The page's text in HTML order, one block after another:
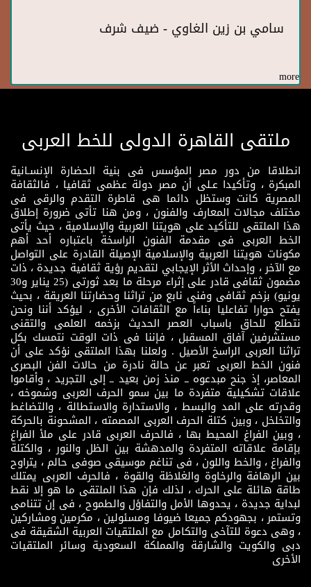
سامي بن زين الغاوي - ضيف شرف
more
ملتقى القاهرة الدولى للخط العربى
انطلاقا من دور مصر المؤسس فى بنية الحضارة الإنسـانية
المبكرة ، وتأكيدا عـلى أن مصر دولة عظمى ثقافيا ، فالثقافة
المصرية كانت وستظل دائما هى قاطرة التقدم والرقى فى
مختلف مجالات المعارف والفنون ، ومن هنا تأتى ضرورة إطلاق
هذا الملتقى للتأكيد على هويتنا العربية والإسلامية ، حيث يأتى
الخط العربى فى مقدمة الفنون الراسخة باعتباره أحد أهم
مكونات هويتنا العربية والإسلامية الإصيلة القادرة على التواصل
مع الآخر ، وإحداث الأثر الإيجابي لتقديم رؤية ثقافية جديدة ، ذات
مضمون ثقافى قادر على إثراء مرحلة ما بعد ثورتى (25 يناير و30
يونيو) بزخم ثقافى وفنى نابع من تراثنا وحضارتنا العريقة ، بحيث
يفتح حوارا تفاعليا بناءاً مع الثقافات الأخرى ، ليؤكد أننا ونحن
نتطلع للحاق باسباب العصر الحديث بزخمه العلمى والتقنى
مستشرفين آفاق المسقبل ، فإننا فى ذات الوقت نتمسك بكل
تراثنا العربى الراسخ الأصيل . ولعلنا بهذا الملتقى نؤكد على أن
فنون الخط العربى تعبر عن حالة نادرة من حالات الفن البصرى
المعاصر، إذ جنح مبدعوه ــ منذ زمن بعيد ــ إلى التجريد ، وأقاموا
علاقات تشكيلية متفردة ما بين سمو الحرف العربى وشموخه ،
وقدرته على المد والبسط ، والاستدارة والاستطالة ، والتضاغط
والتخلخل ، وبين كتلة الحرف العربى المصمته ، المشحونة بالحركة
، وبين الفراغ المحيط بها ، فالحرف العربى قادر على ملأ الفراغ
بإقامة علاقاته المتفردة والمدهشة بين الظل والنور ، والكتلة
والفراغ ، والخط واللون ، فى تناغم موسيقى صوفى حالم ، يتراوح
بين الرهافة والرخاوة والغلاظة والقوة ، فالحرف العربى يمتلك
طاقة هائلة على الحرك ، لذلك فإن هذا الملتقى ما هو إلا نقط
لبداية جديدة ، يحدوها الأمل والتفاؤل والطموح ، فى إن تتنامى
وتستمر ، بجهودكم جميعا ضيوفا ومسئولين ، مكرمين ومشاركين
، وهى دعوة للتآخى والتكامل مع الملتقيات العربية الشقيقة فى
دبى والكويت والشارقة والمملكة السعودية وسائر الملتقيات
الأخرى